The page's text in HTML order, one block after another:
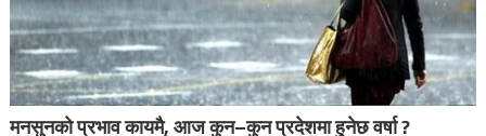
मनसुनको प्रभाव कायमै, आज कुन–कुन प्रदेशमा हुनेछ वर्षा ?